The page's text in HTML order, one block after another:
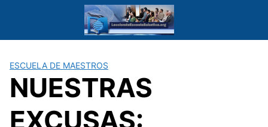
ESCUELA DE MAESTROS
NUESTRAS
EXCUSAS: